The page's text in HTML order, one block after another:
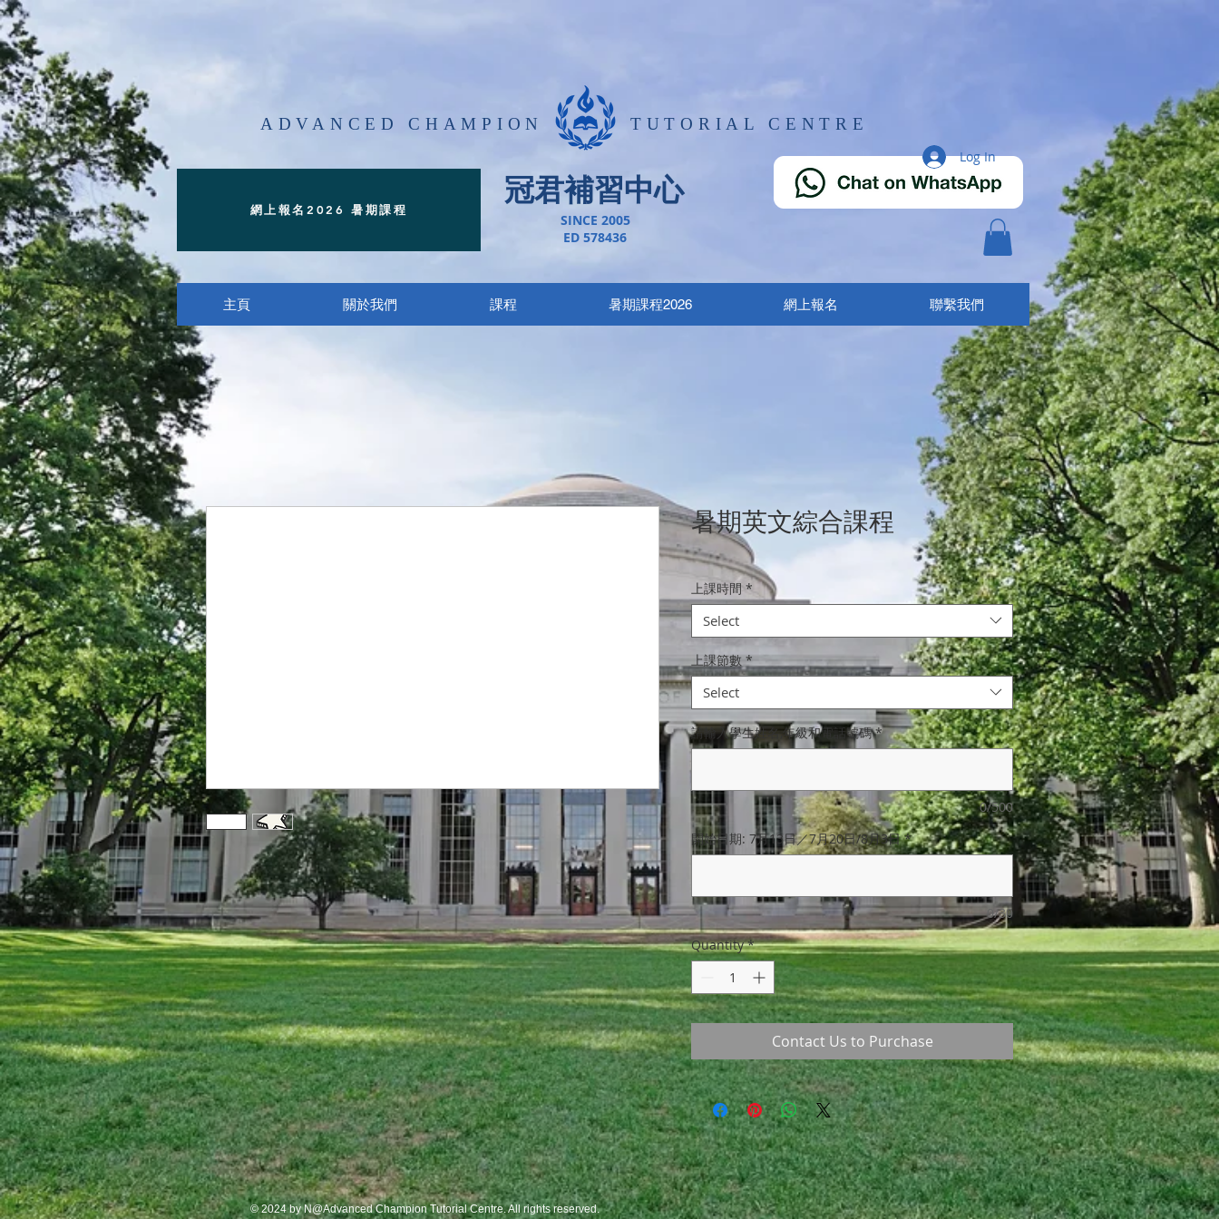
​ADVANCED CHAMPION TUTORIAL CENTRE​
網上報名2026 暑期課程 冠君補習中心
SINCE 2005
ED 578436
主頁 關於我們 課程 暑期課程2026 網上報名 聯繫我們
Log In
暑期英文綜合課程
上課時間 *
Select
上課節數 *
Select
請輸入學生姓名,年級和電話號碼 *
0/500
開始日期: 7月13日／7月20日/8月3日 *
0/30
Quantity *
Contact Us to Purchase
© 2024 by N@Advanced Champion Tutorial Centre. All rights reserved.